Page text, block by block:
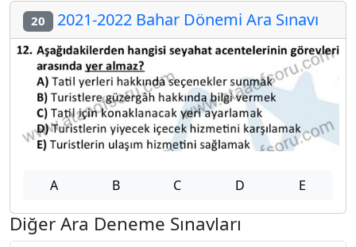
20 2021-2022 Bahar Dönemi Ara Sınavı
A B C D E
Diğer Ara Deneme Sınavları